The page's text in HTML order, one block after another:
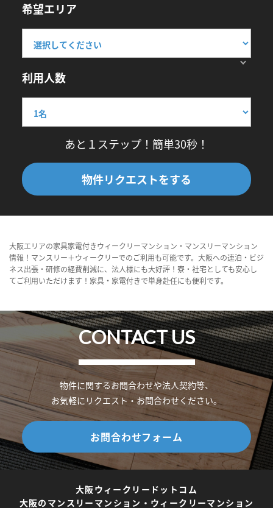
希望エリア
利用人数
あと１ステップ！簡単30秒！
物件リクエストをする
大阪エリアの家具家電付きウィークリーマンション・マンスリーマンション
情報！マンスリー＋ウィークリーでのご利用も可能です。大阪への連泊・ビジ
ネス出張・研修の経費削減に、法人様にも大好評！寮・社宅としても安心し
てご利用いただけます！家具・家電付きで単身赴任にも便利です。
CONTACT US
物件に関するお問合わせや法人契約等、
お気軽にリクエスト・お問合わせください。
お問合わせフォーム
大阪ウィークリードットコム
大阪のマンスリーマンション・ウィークリーマンション